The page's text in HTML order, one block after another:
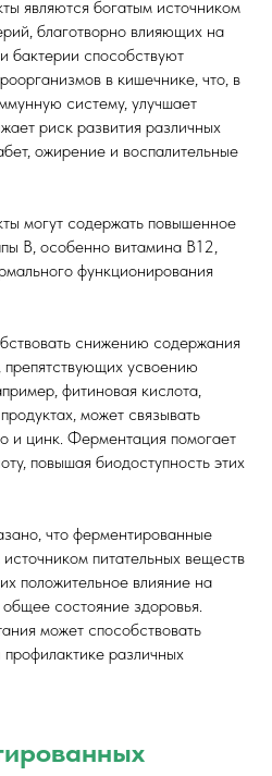
являются богатым источником
благотворно влияющих на
бактерии способствуют
в кишечнике, что, в
систему, улучшает
риск развития различных
ожирение и воспалительные
могут содержать повышенное
В, особенно витамина B12,
функционирования
снижению содержания
препятствующих усвоению
фитиновая кислота,
может связывать
и цинк. Ферментация помогает
повышая биодоступность этих
что ферментированные
питательных веществ
положительное влияние на
состояние здоровья.
может способствовать
различных